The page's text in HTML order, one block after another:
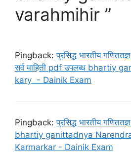
varahmihir ”
Pingback:प्रसिद्ध भारतीय
सर्व माहिती pdf उपलब्ध bhartiy
kary - Dainik Exam
Pingback:प्रसिद्ध भारतीय
bhartiy ganittadnya
Karmarkar - Dainik Exam